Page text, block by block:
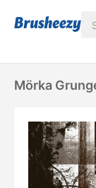
Mörka